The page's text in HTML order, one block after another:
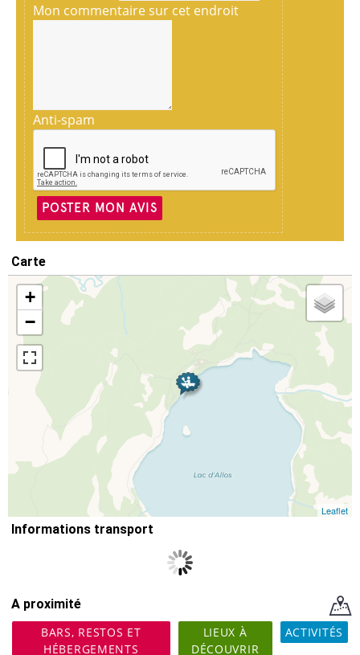
Mon commentaire sur cet endroit
Anti-spam
POSTER MON AVIS
Carte
+
−
Leaflet
Informations transport
A proximité
BARS, RESTOS ET
HÉBERGEMENTS
LIEUX À
DÉCOUVRIR
ACTIVITÉS